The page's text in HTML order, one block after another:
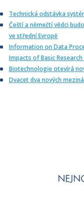
Technická odstávka
Čeští a němečtí vědci
ve střední Evropě
Information on Data
Impacts of Basic Research
Biotechnologie otevírá
Dvacet dva nových